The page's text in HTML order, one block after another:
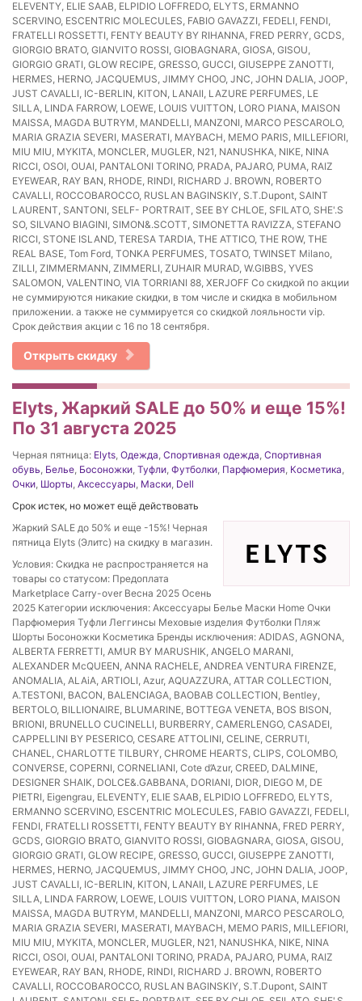
ELEVENTY, ELIE SAAB, ELPIDIO LOFFREDO, ELYTS, ERMANNO
SCERVINO, ESCENTRIC MOLECULES, FABIO GAVAZZI, FEDELI, FENDI,
FRATELLI ROSSETTI, FENTY BEAUTY BY RIHANNA, FRED PERRY, GCDS,
GIORGIO BRATO, GIANVITO ROSSI, GIOBAGNARA, GIOSA, GISOU,
GIORGIO GRATI, GLOW RECIPE, GRESSO, GUCCI, GIUSEPPE ZANOTTI,
HERMES, HERNO, JACQUEMUS, JIMMY CHOO, JNC, JOHN DALIA, JOOP,
JUST CAVALLI, IC-BERLIN, KITON, LANAII, LAZURE PERFUMES, LE
SILLA, LINDA FARROW, LOEWE, LOUIS VUITTON, LORO PIANA, MAISON
MAISSA, MAGDA BUTRYM, MANDELLI, MANZONI, MARCO PESCAROLO,
MARIA GRAZIA SEVERI, MASERATI, MAYBACH, MEMO PARIS, MILLEFIORI,
MIU MIU, MYKITA, MONCLER, MUGLER, N21, NANUSHKA, NIKE, NINA
RICCI, OSOI, OUAI, PANTALONI TORINO, PRADA, PAJARO, PUMA, RAIZ
EYEWEAR, RAY BAN, RHODE, RINDI, RICHARD J. BROWN, ROBERTO
CAVALLI, ROCCOBAROCCO, RUSLAN BAGINSKIY, S.T.Dupont, SAINT
LAURENT, SANTONI, SELF- PORTRAIT, SEE BY CHLOE, SFILATO, SHE'.S
SO, SILVANO BIAGINI, SIMON&.SCOTT, SIMONETTA RAVIZZA, STEFANO
RICCI, STONE ISLAND, TERESA TARDIA, THE ATTICO, THE ROW, THE
REAL BASE, Tom Ford, TONKA PERFUMES, TOSATO, TWINSET Milano,
ZILLI, ZIMMERMANN, ZIMMERLI, ZUHAIR MURAD, W.GIBBS, YVES
SALOMON, VALENTINO, VIA TORRIANI 88, XERJOFF Со скидкой по акции
не суммируются никакие скидки, в том числе и скидка в мобильном
приложении. а также не суммируется со скидкой лояльности vip.
Срок действия акции с 16 по 18 сентября.
Открыть скидку
Elyts, Жаркий SALE до 50% и еще 15%!
По 31 августа 2025
Черная пятница: Elyts Одежда Спортивная одежда Спортивная
обувь Белье Босоножки Туфли Футболки Парфюмерия Косметика
Очки Шорты Аксессуары Маски Dell
Срок истек, но может ещё действовать
Жаркий SALE до 50% и еще -15%! Черная
пятница Elyts (Элитс) на скидку в магазин.
Условия: Скидка не распространяется на
товары со статусом: Предоплата
Marketplace Carry-over Весна 2025 Осень
2025 Категории исключения: Аксессуары Белье Маски Home Очки
Парфюмерия Туфли Леггинсы Меховые изделия Футболки Пляж
Шорты Босоножки Косметика Бренды исключения: ADIDAS, AGNONA,
ALBERTA FERRETTI, AMUR BY MARUSHIK, ANGELO MARANI,
ALEXANDER McQUEEN, ANNA RACHELE, ANDREA VENTURA FIRENZE,
ANOMALIA, ALAiA, ARTIOLI, Azur, AQUAZZURA, ATTAR COLLECTION,
A.TESTONI, BACON, BALENСIAGA, BAOBAB COLLECTION, Bentley,
BERTOLO, BILLIONAIRE, BLUMARINE, BOTTEGA VENETA, BOS BISON,
BRIONI, BRUNELLO CUCINELLI, BURBERRY, CAMERLENGO, CASADEI,
CAPPELLINI BY PESERICO, CESARE ATTOLINI, CELINE, CERRUTI,
CHANEL, CHARLOTTE TILBURY, CHROME HEARTS, CLIPS, COLOMBO,
CONVERSE, COPERNI, CORNELIANI, Cote d’Azur, CREED, DALMINE,
DESIGNER SHAIK, DOLCE&.GABBANA, DORIANI, DIOR, DIEGO M, DE
PIETRI, Eigengrau, ELEVENTY, ELIE SAAB, ELPIDIO LOFFREDO, ELYTS,
ERMANNO SCERVINO, ESCENTRIC MOLECULES, FABIO GAVAZZI, FEDELI,
FENDI, FRATELLI ROSSETTI, FENTY BEAUTY BY RIHANNA, FRED PERRY,
GCDS, GIORGIO BRATO, GIANVITO ROSSI, GIOBAGNARA, GIOSA, GISOU,
GIORGIO GRATI, GLOW RECIPE, GRESSO, GUCCI, GIUSEPPE ZANOTTI,
HERMES, HERNO, JACQUEMUS, JIMMY CHOO, JNC, JOHN DALIA, JOOP,
JUST CAVALLI, IC-BERLIN, KITON, LANAII, LAZURE PERFUMES, LE
SILLA, LINDA FARROW, LOEWE, LOUIS VUITTON, LORO PIANA, MAISON
MAISSA, MAGDA BUTRYM, MANDELLI, MANZONI, MARCO PESCAROLO,
MARIA GRAZIA SEVERI, MASERATI, MAYBACH, MEMO PARIS, MILLEFIORI,
MIU MIU, MYKITA, MONCLER, MUGLER, N21, NANUSHKA, NIKE, NINA
RICCI, OSOI, OUAI, PANTALONI TORINO, PRADA, PAJARO, PUMA, RAIZ
EYEWEAR, RAY BAN, RHODE, RINDI, RICHARD J. BROWN, ROBERTO
CAVALLI, ROCCOBAROCCO, RUSLAN BAGINSKIY, S.T.Dupont, SAINT